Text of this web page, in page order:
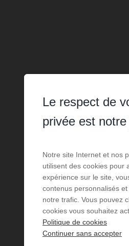
Le respect de
privée est
Notre site Internet et nos
utilisent des cookies pour
expérience sur le site,
contenus personnalisés et
notre trafic. Vous pouvez
cookies vous souhaitez
Politique de cookies
Continuer sans accepter